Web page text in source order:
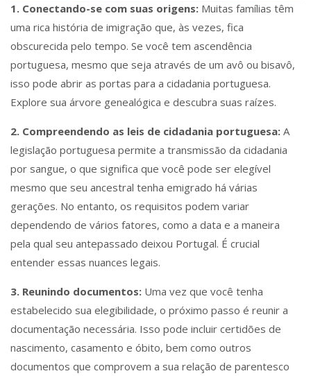
1. Conectando-se com suas origens: Muitas famílias têm
uma rica história de imigração que, às vezes, fica
obscurecida pelo tempo. Se você tem ascendência
portuguesa, mesmo que seja através de um avô ou bisavô,
isso pode abrir as portas para a cidadania portuguesa.
Explore sua árvore genealógica e descubra suas raízes.
2. Compreendendo as leis de cidadania portuguesa: A
legislação portuguesa permite a transmissão da cidadania
por sangue, o que significa que você pode ser elegível
mesmo que seu ancestral tenha emigrado há várias
gerações. No entanto, os requisitos podem variar
dependendo de vários fatores, como a data e a maneira
pela qual seu antepassado deixou Portugal. É crucial
entender essas nuances legais.
3. Reunindo documentos: Uma vez que você tenha
estabelecido sua elegibilidade, o próximo passo é reunir a
documentação necessária. Isso pode incluir certidões de
nascimento, casamento e óbito, bem como outros
documentos que comprovem a sua relação de parentesco